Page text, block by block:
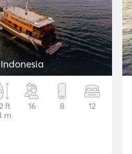
ft
m
16 8 12